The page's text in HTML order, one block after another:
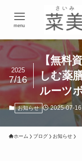
menu
【無料
しむ薬
ルーツ
2025
7/16
お知らせ 2025-07-16
ホーム ブログ お知らせ